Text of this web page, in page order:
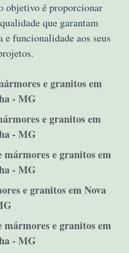
objetivo é proporcionar
que garantam
funcionalidade aos seus
e granitos em
- MG
e granitos em
- MG
mármores e granitos em
- MG
e granitos em Nova
mármores e granitos em
- MG